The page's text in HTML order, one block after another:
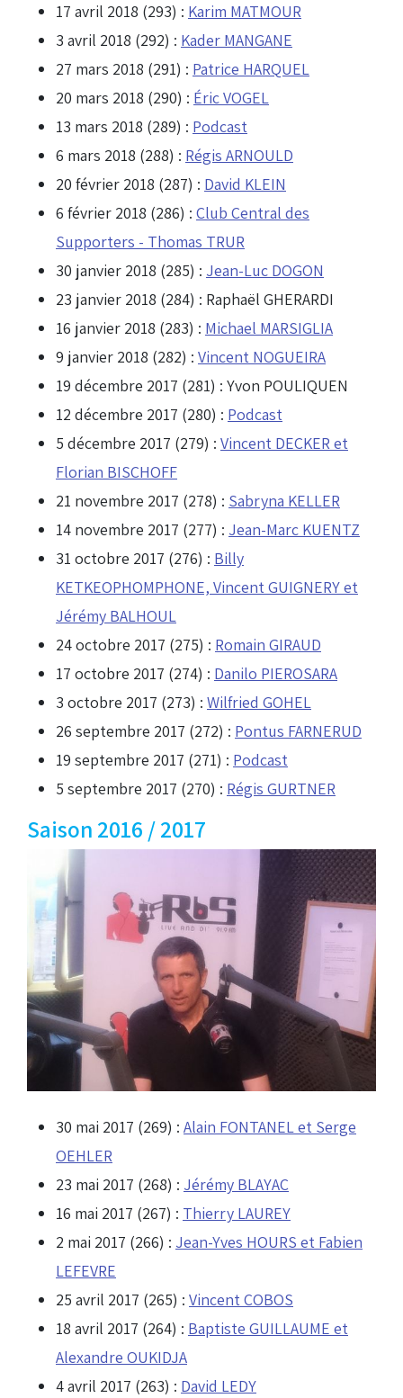
17 avril 2018 (293) : Karim MATMOUR
3 avril 2018 (292) : Kader MANGANE
27 mars 2018 (291) : Patrice HARQUEL
20 mars 2018 (290) : Éric VOGEL
13 mars 2018 (289) : Podcast
6 mars 2018 (288) : Régis ARNOULD
20 février 2018 (287) : David KLEIN
6 février 2018 (286) : Club Central des
Supporters - Thomas TRUR
30 janvier 2018 (285) : Jean-Luc DOGON
23 janvier 2018 (284) : Raphaël GHERARDI
16 janvier 2018 (283) : Michael MARSIGLIA
9 janvier 2018 (282) : Vincent NOGUEIRA
19 décembre 2017 (281) : Yvon POULIQUEN
12 décembre 2017 (280) : Podcast
5 décembre 2017 (279) : Vincent DECKER et
Florian BISCHOFF
21 novembre 2017 (278) : Sabryna KELLER
14 novembre 2017 (277) : Jean-Marc KUENTZ
31 octobre 2017 (276) : Billy
KETKEOPHOMPHONE, Vincent GUIGNERY et
Jérémy BALHOUL
24 octobre 2017 (275) : Romain GIRAUD
17 octobre 2017 (274) : Danilo PIEROSARA
3 octobre 2017 (273) : Wilfried GOHEL
26 septembre 2017 (272) : Pontus FARNERUD
19 septembre 2017 (271) : Podcast
5 septembre 2017 (270) : Régis GURTNER
Saison 2016 / 2017
30 mai 2017 (269) : Alain FONTANEL et Serge
OEHLER
23 mai 2017 (268) : Jérémy BLAYAC
16 mai 2017 (267) : Thierry LAUREY
2 mai 2017 (266) : Jean-Yves HOURS et Fabien
LEFEVRE
25 avril 2017 (265) : Vincent COBOS
18 avril 2017 (264) : Baptiste GUILLAUME et
Alexandre OUKIDJA
4 avril 2017 (263) : David LEDY